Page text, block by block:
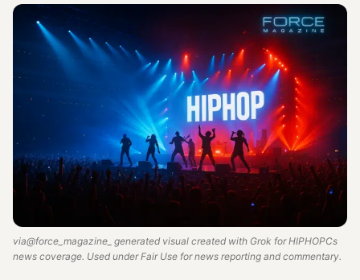
via@force_magazine_ generated visual created with Grok for HIPHOPCs
news coverage. Used under Fair Use for news reporting and commentary.